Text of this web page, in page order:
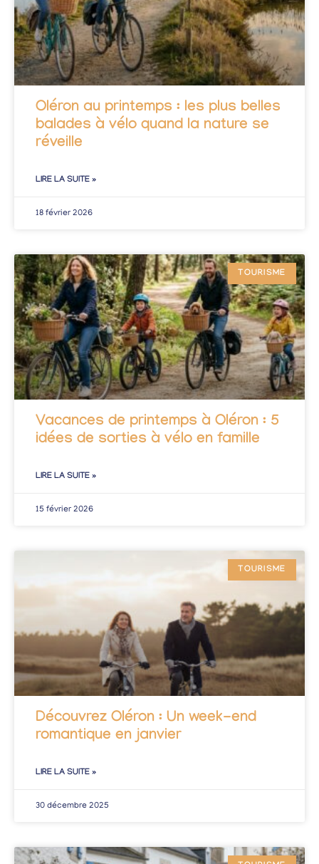
Oléron au printemps : les plus belles
balades à vélo quand la nature se
réveille
LIRE LA SUITE »
18 février 2026
TOURISME
Vacances de printemps à Oléron : 5
idées de sorties à vélo en famille
LIRE LA SUITE »
15 février 2026
TOURISME
Découvrez Oléron : Un week-end
romantique en janvier
LIRE LA SUITE »
30 décembre 2025